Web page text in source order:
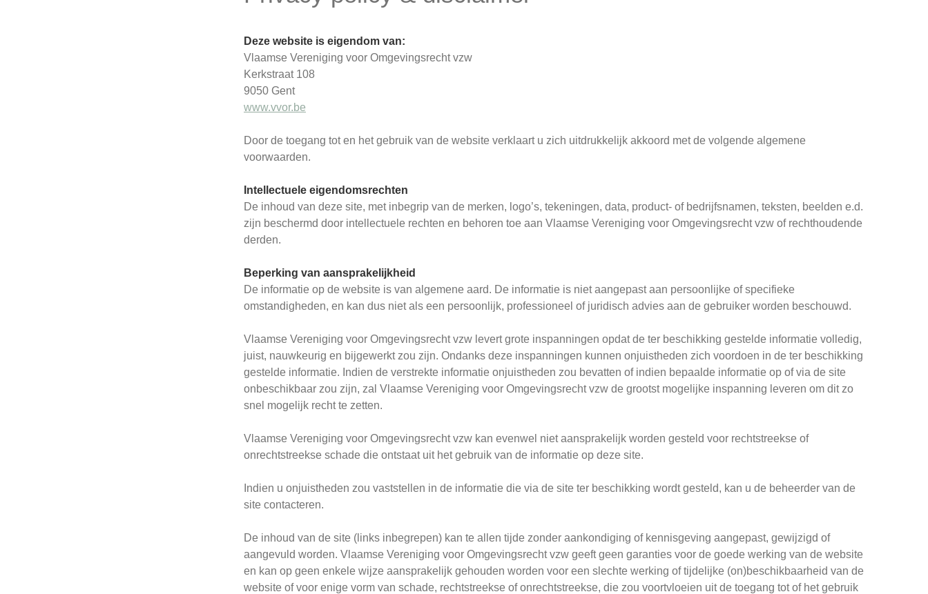
Deze website is eigendom van:
Vlaamse Vereniging voor Omgevingsrecht vzw
Kerkstraat 108
9050 Gent
www.vvor.be
Door de toegang tot en het gebruik van de website verklaart u zich uitdrukkelijk akkoord met de volgende algemene
voorwaarden.
Intellectuele eigendomsrechten
De inhoud van deze site, met inbegrip van de merken, logo’s, tekeningen, data, product- of bedrijfsnamen, teksten, beelden e.d.
zijn beschermd door intellectuele rechten en behoren toe aan Vlaamse Vereniging voor Omgevingsrecht vzw of rechthoudende
derden.
Beperking van aansprakelijkheid
De informatie op de website is van algemene aard. De informatie is niet aangepast aan persoonlijke of specifieke
omstandigheden, en kan dus niet als een persoonlijk, professioneel of juridisch advies aan de gebruiker worden beschouwd.
Vlaamse Vereniging voor Omgevingsrecht vzw levert grote inspanningen opdat de ter beschikking gestelde informatie volledig,
juist, nauwkeurig en bijgewerkt zou zijn. Ondanks deze inspanningen kunnen onjuistheden zich voordoen in de ter beschikking
gestelde informatie. Indien de verstrekte informatie onjuistheden zou bevatten of indien bepaalde informatie op of via de site
onbeschikbaar zou zijn, zal Vlaamse Vereniging voor Omgevingsrecht vzw de grootst mogelijke inspanning leveren om dit zo
snel mogelijk recht te zetten.
Vlaamse Vereniging voor Omgevingsrecht vzw kan evenwel niet aansprakelijk worden gesteld voor rechtstreekse of
onrechtstreekse schade die ontstaat uit het gebruik van de informatie op deze site.
Indien u onjuistheden zou vaststellen in de informatie die via de site ter beschikking wordt gesteld, kan u de beheerder van de
site contacteren.
De inhoud van de site (links inbegrepen) kan te allen tijde zonder aankondiging of kennisgeving aangepast, gewijzigd of
aangevuld worden. Vlaamse Vereniging voor Omgevingsrecht vzw geeft geen garanties voor de goede werking van de website
en kan op geen enkele wijze aansprakelijk gehouden worden voor een slechte werking of tijdelijke (on)beschikbaarheid van de
website of voor enige vorm van schade, rechtstreekse of onrechtstreekse, die zou voortvloeien uit de toegang tot of het gebruik